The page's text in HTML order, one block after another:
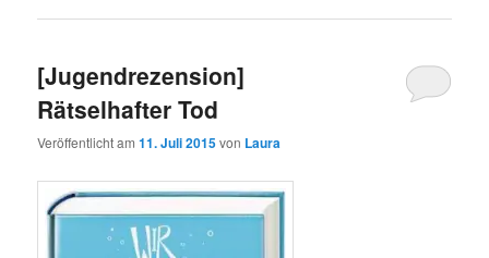
[Jugendrezension]
Rätselhafter Tod
Veröffentlicht am11. Juli 2015von Laura